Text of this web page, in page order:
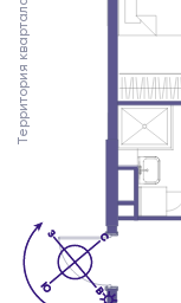
Территория квартала